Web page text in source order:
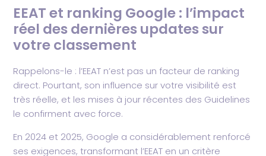
EEAT et ranking Google : l’impact
réel des dernières updates sur
votre classement
Rappelons-le : l’EEAT n’est pas un facteur de ranking
direct. Pourtant, son influence sur votre visibilité est
très réelle, et les mises à jour récentes des Guidelines
le confirment avec force.
En 2024 et 2025, Google a considérablement renforcé
ses exigences, transformant l’EEAT en un critère